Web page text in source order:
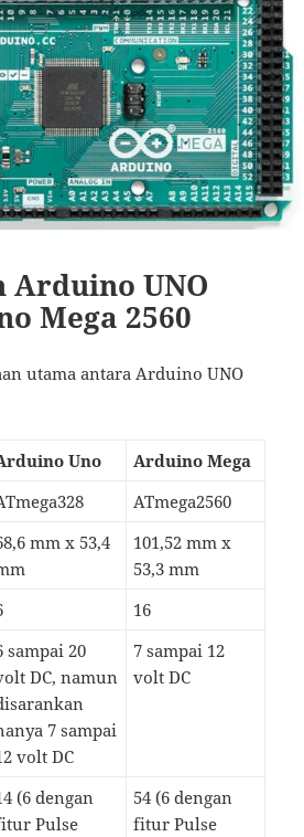
Arduino UNO
Mega 2560
utama antara Arduino UNO
Uno
Arduino Mega
ATmega2560
mm x 53,4
101,52 mm x
53,3 mm
16
sampai 20
DC, namun
7 sampai
volt DC
7 sampai 12
volt DC
(6 dengan
Pulse
54 (6 dengan
fitur Pulse